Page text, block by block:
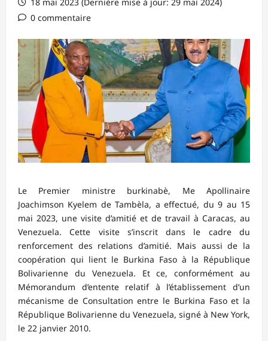
0 commentaire
Le Premier ministre burkinabè, Me Apollinaire
Joachimson Kyelem de Tambèla, a effectué, du 9 au 15
mai 2023, une visite d’amitié et de travail à Caracas, au
Venezuela. Cette visite s’inscrit dans le cadre du
renforcement des relations d’amitié. Mais aussi de la
coopération qui lient le Burkina Faso à la République
Bolivarienne du Venezuela. Et ce, conformément au
Mémorandum d’entente relatif à l’établissement d’un
mécanisme de Consultation entre le Burkina Faso et la
République Bolivarienne du Venezuela, signé à New York,
le 22 janvier 2010.